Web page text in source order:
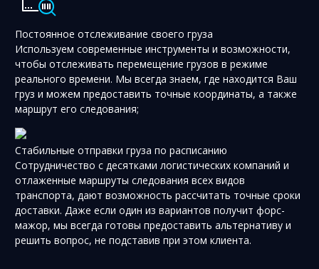
Постоянное отслеживание своего груза
Используем современные инструменты и возможности,
чтобы отслеживать перемещение грузов в режиме
реального времени. Мы всегда знаем, где находится Ваш
груз и можем предоставить точные координаты, а также
маршрут его следования;
Стабильные отправки груза по расписанию
Сотрудничество с десятками логистических компаний и
отлаженные маршруты следования всех видов
транспорта, дают возможность рассчитать точные сроки
доставки. Даже если один из вариантов получит форс-
мажор, мы всегда готовы предоставить альтернативу и
решить вопрос, не подставив при этом клиента.